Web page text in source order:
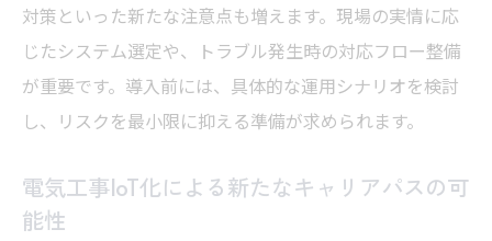
対策といった新たな注意点も増えます。現場の実情に応
じたシステム選定や、トラブル発生時の対応フロー整備
が重要です。導入前には、具体的な運用シナリオを検討
し、リスクを最小限に抑える準備が求められます。
電気工事IoT化による新たなキャリアパスの可
能性